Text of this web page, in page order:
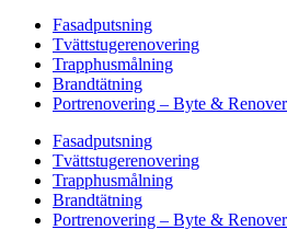
Fasadputsning
Tvättstugerenovering
Trapphusmålning
Brandtätning
Portrenovering – Byte &
Fasadputsning
Tvättstugerenovering
Trapphusmålning
Brandtätning
Portrenovering – Byte &